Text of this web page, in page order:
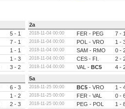
5 - 1
7 - 1
1 - 1
1 - 3
3 - 2
2a
2018-11-04 00:00 FER - PEG 7 -
2018-11-04 00:00 POL - VRO 1 -
2018-11-04 00:00 SAM - RMO 0 -
2018-11-04 00:00 CES - FI. 2 -
2018-11-04 00:00 VAL - BC5
4 -
6 - 3
1 - 2
2 - 3
5a
2018-11-25 00:00 BC5 - VRO 1 -
2018-11-25 00:00 FER - VAL 0 -
2018-11-25 00:00 PEG - POL 1 -